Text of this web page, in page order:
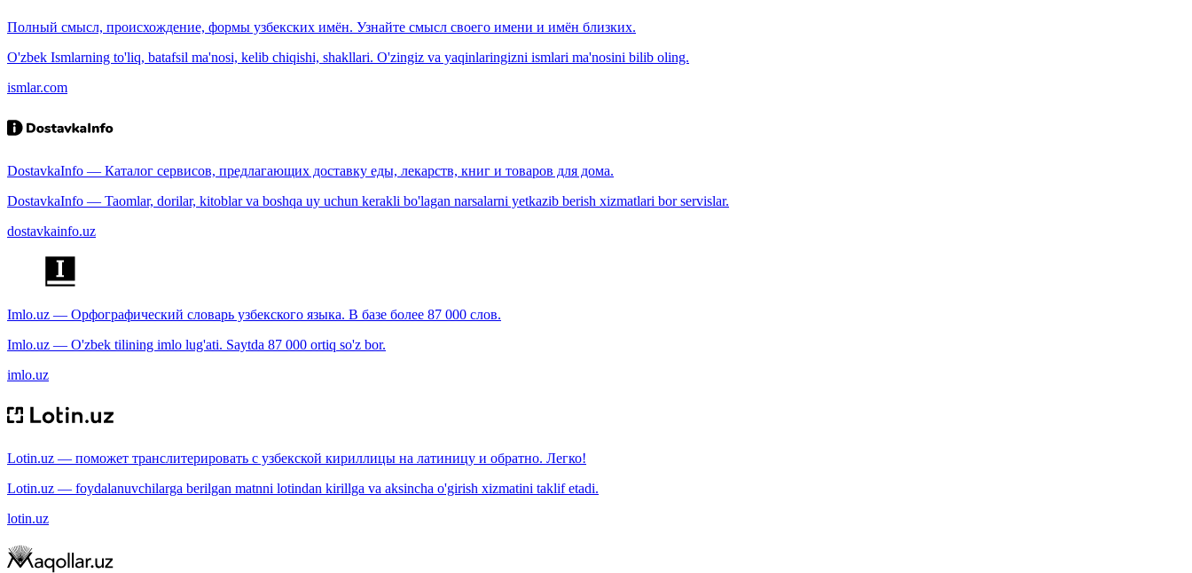
Полный смысл, происхождение, формы узбекских имён. Узнайте смысл своего имени и имён близких.
O'zbek Ismlarning to'liq, batafsil ma'nosi, kelib chiqishi, shakllari. O'zingiz va yaqinlaringizni ismlari ma'nosini bilib oling.
ismlar.com
DostavkaInfo — Каталог сервисов, предлагающих доставку еды, лекарств, книг и товаров для дома.
DostavkaInfo — Taomlar, dorilar, kitoblar va boshqa uy uchun kerakli bo'lagan narsalarni yetkazib berish xizmatlari bor servislar.
dostavkainfo.uz
Imlo.uz — Орфографический словарь узбекского языка. В базе более 87 000 слов.
Imlo.uz — O'zbek tilining imlo lug'ati. Saytda 87 000 ortiq so'z bor.
imlo.uz
Lotin.uz — поможет транслитерировать с узбекской кириллицы на латиницу и обратно. Легко!
Lotin.uz — foydalanuvchilarga berilgan matnni lotindan kirillga va aksincha o'girish xizmatini taklif etadi.
lotin.uz